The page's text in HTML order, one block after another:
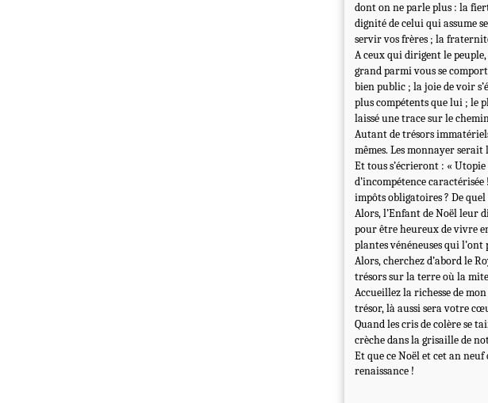
dont on ne parle plus : la
dignité de celui qui assume
servir vos frères ; la
A ceux qui dirigent le
grand parmi vous se
bien public ; la joie de voir
plus compétents que lui ; le
laissé une trace sur le
Autant de trésors
mêmes. Les monnayer serait
Et tous s’écrieront : «
d’incompétence
impôts obligatoires ? De
Alors, l’Enfant de Noël leur
pour être heureux de vivre
plantes vénéneuses qui l’ont
Alors, cherchez d’abord le
trésors sur la terre où la
Accueillez la richesse de
trésor, là aussi sera votre
Quand les cris de colère se
crèche dans la grisaille de
Et que ce Noël et cet an
renaissance !